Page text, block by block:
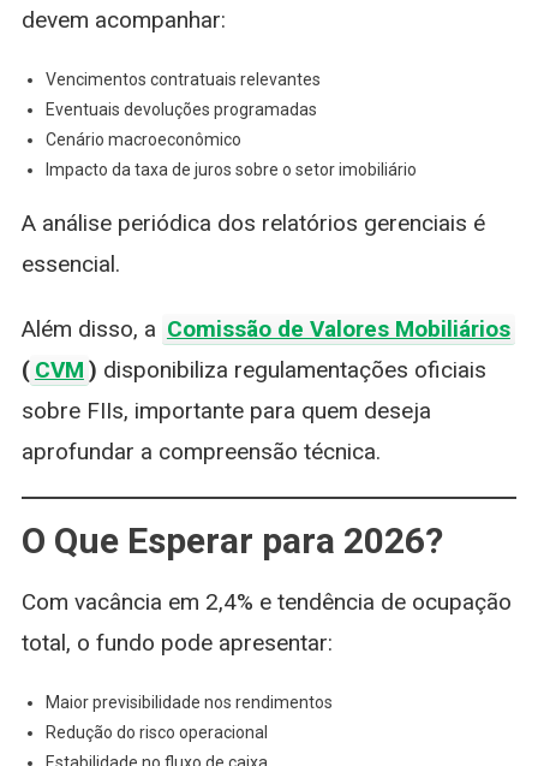
devem acompanhar:
Vencimentos contratuais relevantes
Eventuais devoluções programadas
Cenário macroeconômico
Impacto da taxa de juros sobre o setor imobiliário
A análise periódica dos relatórios gerenciais é
essencial.
Além disso, a Comissão de Valores Mobiliários
( CVM ) disponibiliza regulamentações oficiais
sobre FIIs, importante para quem deseja
aprofundar a compreensão técnica.
O Que Esperar para 2026?
Com vacância em 2,4% e tendência de ocupação
total, o fundo pode apresentar:
Maior previsibilidade nos rendimentos
Redução do risco operacional
Estabilidade no fluxo de caixa